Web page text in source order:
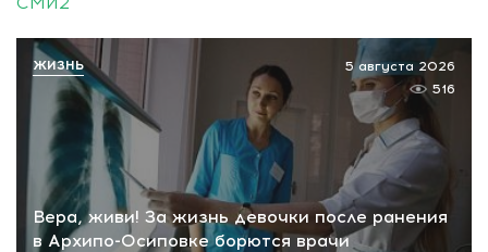
Вера, живи! За жизнь девочки после ранения
в Архипо-Осиповке борются врачи
5 августа 2026
516
ЖИЗНЬ